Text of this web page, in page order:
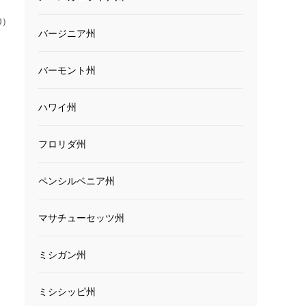
バージニア州
バーモント州
ハワイ州
フロリダ州
ペンシルベニア州
マサチューセッツ州
ミシガン州
ミシシッピ州